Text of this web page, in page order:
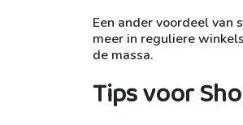
Een ander voordeel van
meer in reguliere
de massa.
Tips voor